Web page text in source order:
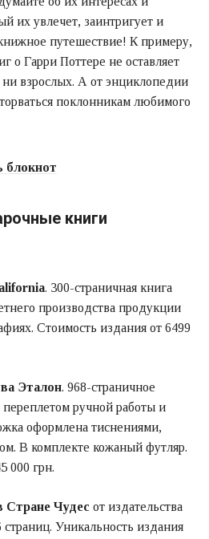
их увлечет, заинтригует и
путешествие! К примеру,
о Гарри Поттере не оставляет
взрослых. А от энциклопедии
поклонникам любимого
блокнот
книги
. 300-страничная книга
производства продукции
Стоимость издания от 6499
Эталон. 968-страничное
ручной работы и
оформлена тиснениями,
В комплекте кожаный футляр.
000 грн.
Чудес от издательства
Уникальность издания